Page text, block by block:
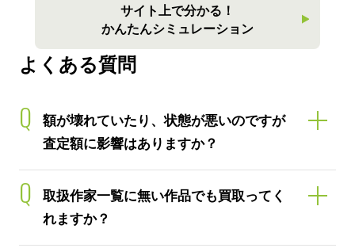
サイト上で分かる！
かんたんシミュレーション
よくある質問
Q
額が壊れていたり、状態が悪いのですが
査定額に影響はありますか？
Q
取扱作家一覧に無い作品でも買取ってく
れますか？